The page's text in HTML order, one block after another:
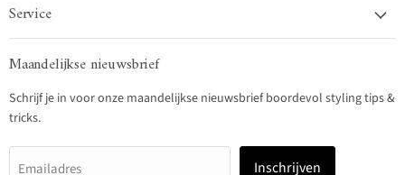
Service
Maandelijkse nieuwsbrief
Schrijf je in voor onze maandelijkse nieuwsbrief boordevol styling tips &
tricks.
Emailadres Inschrijven